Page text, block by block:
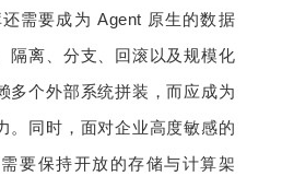
需要成为 Agent 原生的数据
隔离、分支、回滚以及规模化
多个外部系统拼装，而应成为
。同时，面对企业高度敏感的
要保持开放的存储与计算架